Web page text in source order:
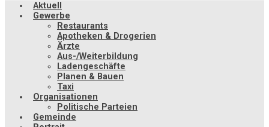
Aktuell
Gewerbe
Restaurants
Apotheken & Drogerien
Ärzte
Aus-/Weiterbildung
Ladengeschäfte
Planen & Bauen
Taxi
Organisationen
Politische Parteien
Gemeinde